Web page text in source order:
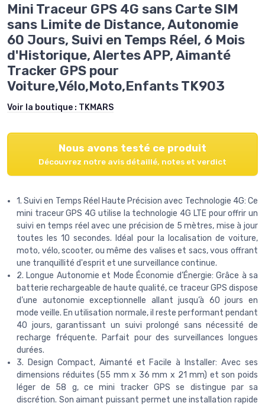
Mini Traceur GPS 4G sans Carte SIM
sans Limite de Distance, Autonomie
60 Jours, Suivi en Temps Réel, 6 Mois
d'Historique, Alertes APP, Aimanté
Tracker GPS pour
Voiture,Vélo,Moto,Enfants TK903
Voir la boutique : TKMARS
Nous avons testé ce produit
Découvrez notre avis détaillé, notes et verdict
1. Suivi en Temps Réel Haute Précision avec Technologie 4G: Ce
mini traceur GPS 4G utilise la technologie 4G LTE pour offrir un
suivi en temps réel avec une précision de 5 mètres, mise à jour
toutes les 10 secondes. Idéal pour la localisation de voiture,
moto, vélo, scooter, ou même des valises et sacs, vous offrant
une tranquillité d'esprit et une surveillance continue.
2. Longue Autonomie et Mode Économie d’Énergie: Grâce à sa
batterie rechargeable de haute qualité, ce traceur GPS dispose
d’une autonomie exceptionnelle allant jusqu’à 60 jours en
mode veille. En utilisation normale, il reste performant pendant
40 jours, garantissant un suivi prolongé sans nécessité de
recharge fréquente. Parfait pour des surveillances longues
durées.
3. Design Compact, Aimanté et Facile à Installer: Avec ses
dimensions réduites (55 mm x 36 mm x 21 mm) et son poids
léger de 58 g, ce mini tracker GPS se distingue par sa
discrétion. Son aimant puissant permet une installation rapide